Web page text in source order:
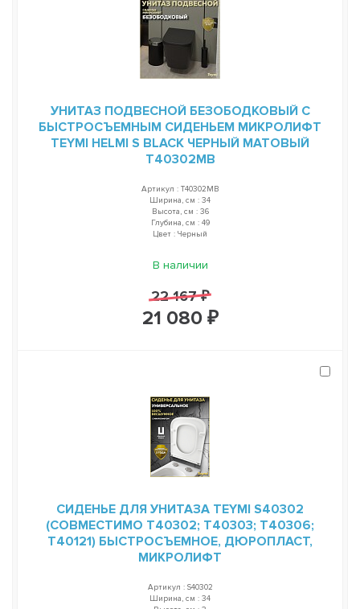
УНИТАЗ ПОДВЕСНОЙ БЕЗОБОДКОВЫЙ С
БЫСТРОСЪЕМНЫМ СИДЕНЬЕМ МИКРОЛИФТ
TEYMI HELMI S BLACK ЧЕРНЫЙ МАТОВЫЙ
T40302MB
Артикул : T40302MB
Ширина, см : 34
Высота, см : 36
Глубина, см : 49
Цвет : Черный
В наличии
22 167 ₽
21 080 ₽
СИДЕНЬЕ ДЛЯ УНИТАЗА TEYMI S40302
(СОВМЕСТИМО T40302; T40303; T40306;
T40121) БЫСТРОСЪЕМНОЕ, ДЮРОПЛАСТ,
МИКРОЛИФТ
Артикул : S40302
Ширина, см : 34